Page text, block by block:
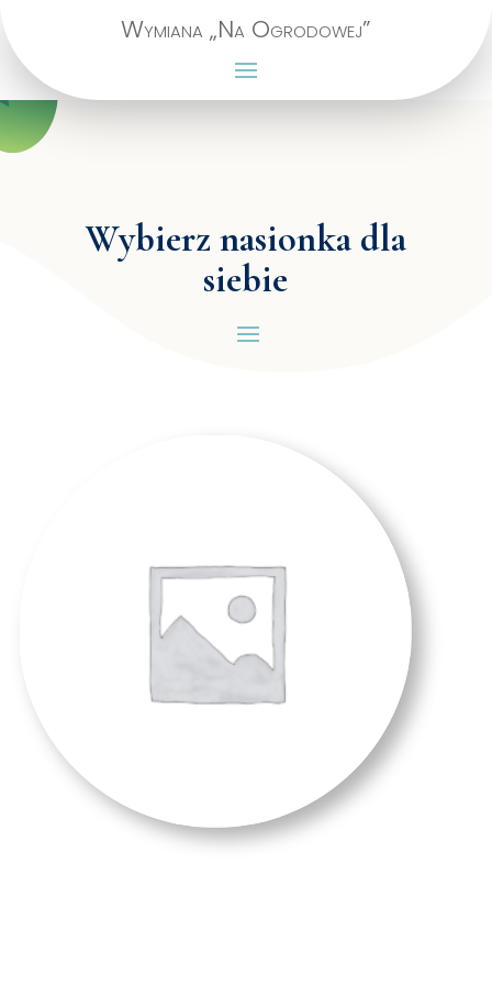
Wymiana „Na Ogrodowej”
Wybierz nasionka dla
siebie